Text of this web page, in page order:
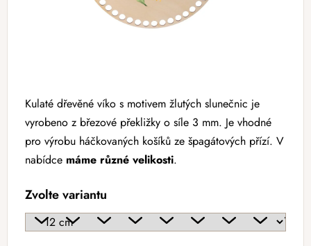
Kulaté dřevěné víko s motivem žlutých slunečnic je
vyrobeno z březové překližky o síle 3 mm. Je vhodné
pro výrobu háčkovaných košíků ze špagátových přízí. V
nabídce máme různé velikosti.
Zvolte variantu